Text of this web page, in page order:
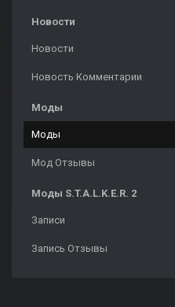
Новости
Новости
Новость Комментарии
Моды
Моды
Мод Отзывы
Моды S.T.A.L.K.E.R. 2
Записи
Запись Отзывы